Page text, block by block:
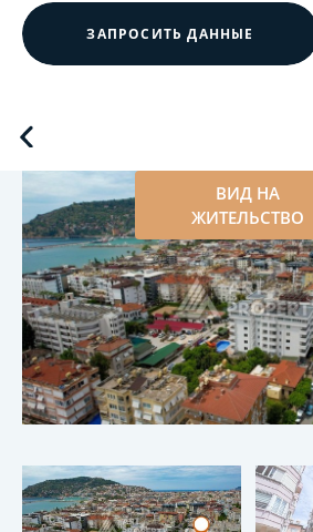
ЗАПРОСИТЬ ДАННЫЕ
ВИД НА
ЖИТЕЛЬСТВО